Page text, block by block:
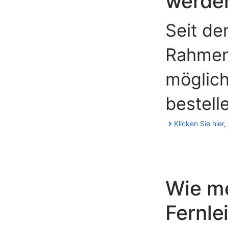
Seit
Klicken Sie
Wie